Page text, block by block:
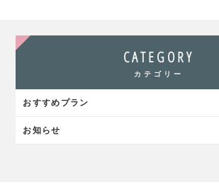
CATEGORY
カテゴリー
おすすめプラン
お知らせ